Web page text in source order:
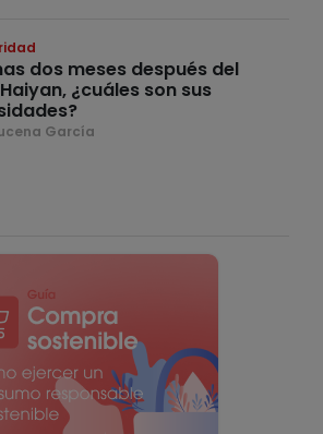
dos meses después del
¿cuáles son sus
García